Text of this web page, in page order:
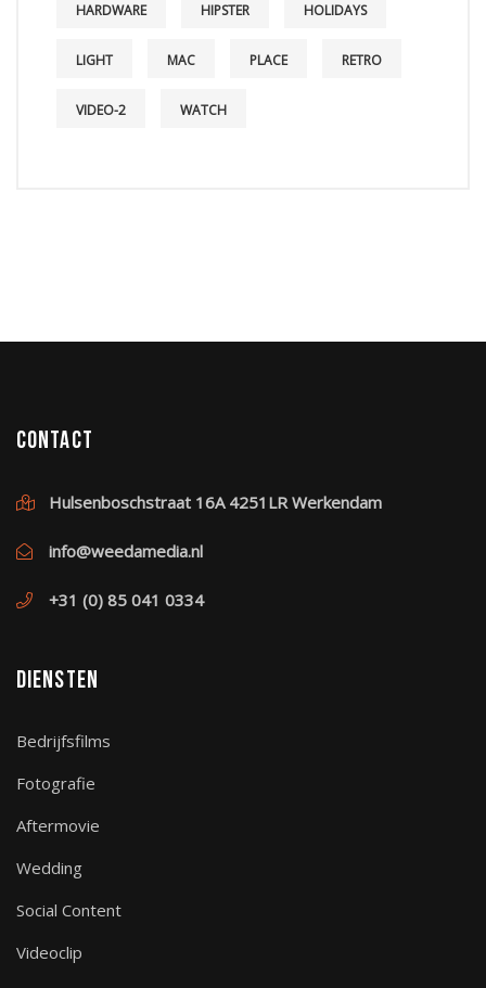
HARDWARE HIPSTER HOLIDAYS
LIGHT MAC PLACE RETRO
VIDEO-2 WATCH
Contact
Hulsenboschstraat 16A 4251LR Werkendam
info@weedamedia.nl
+31 (0) 85 041 0334
Diensten
Bedrijfsfilms
Fotografie
Aftermovie
Wedding
Social Content
Videoclip